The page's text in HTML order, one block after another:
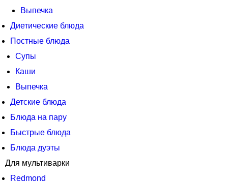
Выпечка
Диетические блюда
Постные блюда
Супы
Каши
Выпечка
Детские блюда
Блюда на пару
Быстрые блюда
Блюда дуэты
Для мультиварки
Redmond